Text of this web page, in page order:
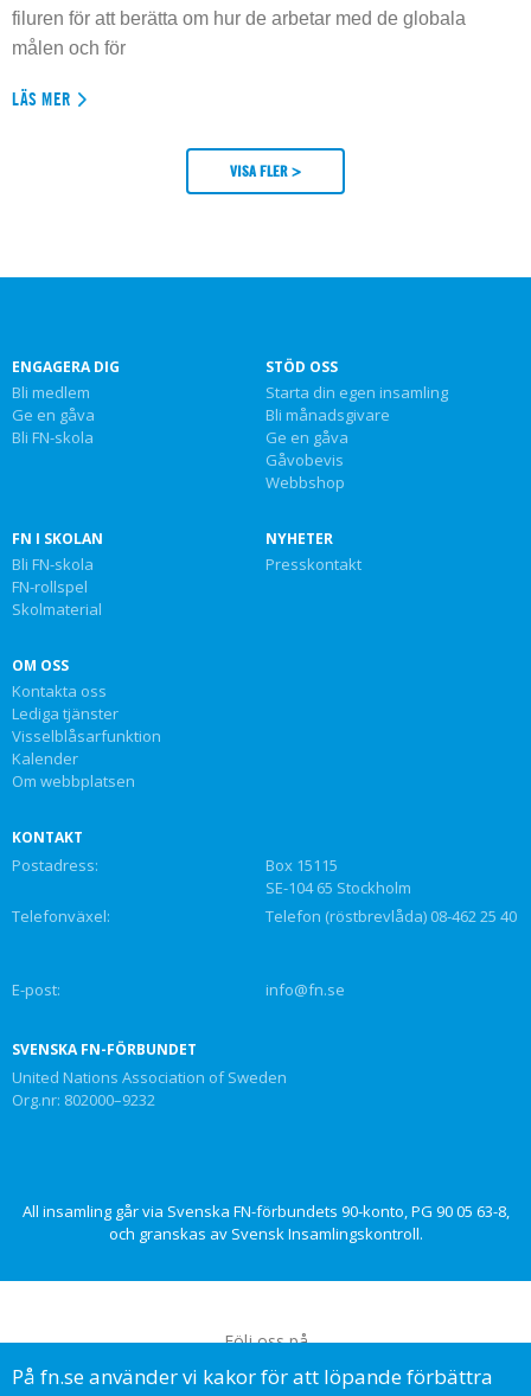
filuren för att berätta om hur de arbetar med de globala
målen och för
LÄS MER
VISA FLER >
ENGAGERA DIG
Bli medlem
Ge en gåva
Bli FN-skola
STÖD OSS
Starta din egen insamling
Bli månadsgivare
Ge en gåva
Gåvobevis
Webbshop
FN I SKOLAN
Bli FN-skola
FN-rollspel
Skolmaterial
NYHETER
Presskontakt
OM OSS
Kontakta oss
Lediga tjänster
Visselblåsarfunktion
Kalender
Om webbplatsen
KONTAKT
Postadress:
Box 15115
SE-104 65 Stockholm
Telefonväxel:
Telefon (röstbrevlåda) 08-462 25 40
E-post: info@fn.se
SVENSKA FN-FÖRBUNDET
United Nations Association of Sweden
Org.nr: 802000–9232
All insamling går via Svenska FN-förbundets 90-konto, PG 90 05 63-8,
och granskas av Svensk Insamlingskontroll.
Följ oss på
På fn.se använder vi kakor för att löpande förbättra